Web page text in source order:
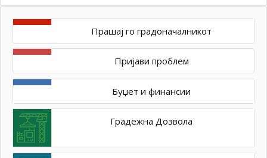
Прашај го градоначалникот
Пријави проблем
Буџет и финансии
Градежна Дозвола